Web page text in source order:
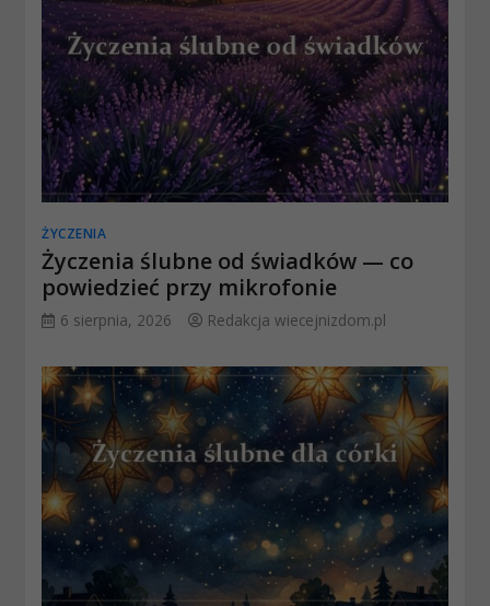
ŻYCZENIA
Życzenia ślubne od świadków — co
powiedzieć przy mikrofonie
6 sierpnia, 2026 Redakcja wiecejnizdom.pl